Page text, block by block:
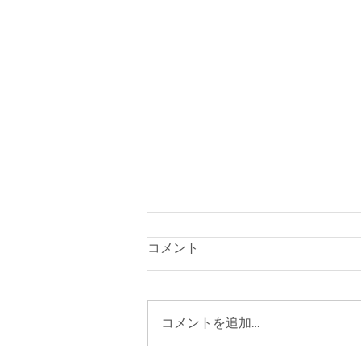
コメント
コメントを追加…